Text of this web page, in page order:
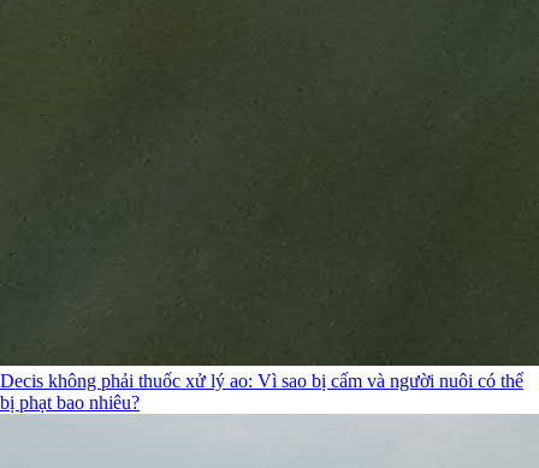
Decis không phải thuốc xử lý ao: Vì sao bị cấm và người nuôi có thể
bị phạt bao nhiêu?